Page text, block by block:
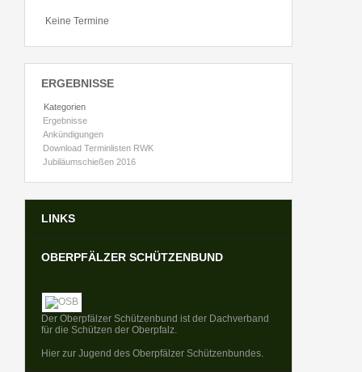
Keine Termine
ERGEBNISSE
Kategorien
Ergebnisse
Ankündigungen
Download Terminlisten RWK
Jubiläumschießen 2016
LINKS
OBERPFÄLZER SCHÜTZENBUND
Der Oberpfälzer Schützenbund ist der Dachverband
für die Schützen der Oberpfalz.
Hier zur Jugend des Oberpfälzer Schützenbundes.